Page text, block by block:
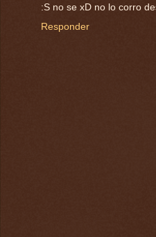
:S no se xD no lo corro
Responder